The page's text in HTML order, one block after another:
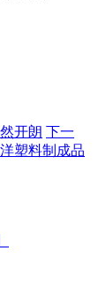
开朗 下一
塑料制成品